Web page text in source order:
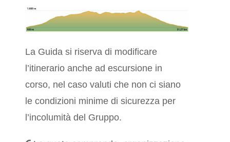
La Guida si riserva di modificare
l’itinerario anche ad escursione in
corso, nel caso valuti che non ci siano
le condizioni minime di sicurezza per
l’incolumità del Gruppo.